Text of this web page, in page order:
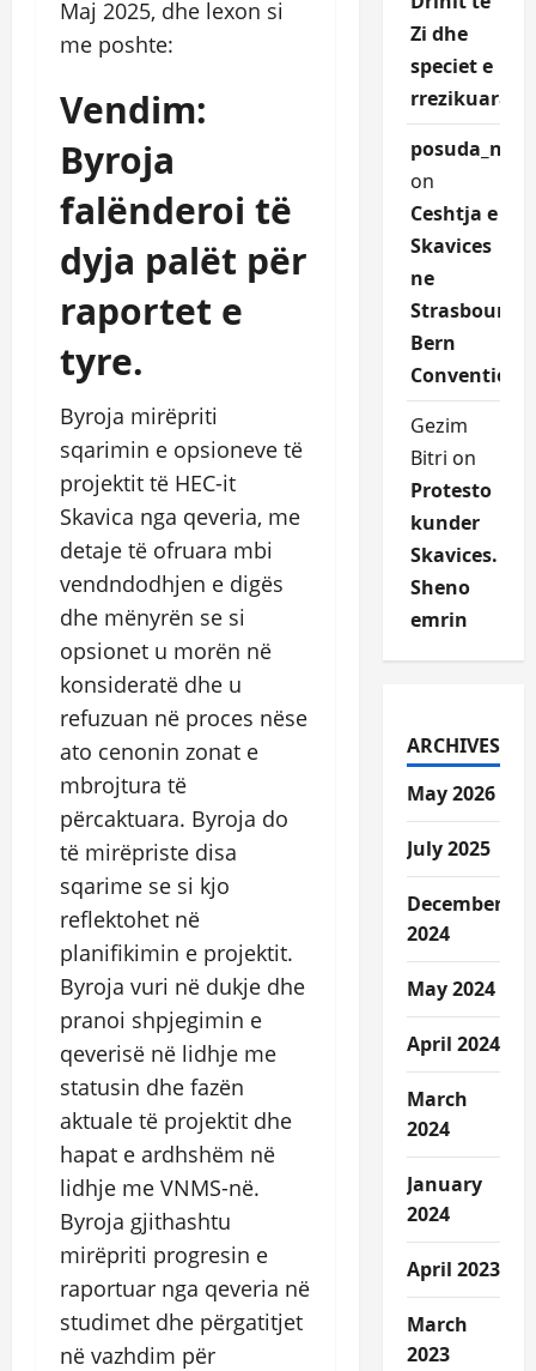
Maj 2025, dhe lexon si
me poshte:
Vendim:
Byroja
falënderoi të
dyja palët për
raportet e
tyre.
Byroja mirëpriti
sqarimin e opsioneve të
projektit të HEC-it
Skavica nga qeveria, me
detaje të ofruara mbi
vendndodhjen e digës
dhe mënyrën se si
opsionet u morën në
konsideratë dhe u
refuzuan në proces nëse
ato cenonin zonat e
mbrojtura të
përcaktuara. Byroja do
të mirëpriste disa
sqarime se si kjo
reflektohet në
planifikimin e projektit.
Byroja vuri në dukje dhe
pranoi shpjegimin e
qeverisë në lidhje me
statusin dhe fazën
aktuale të projektit dhe
hapat e ardhshëm në
lidhje me VNMS-në.
Byroja gjithashtu
mirëpriti progresin e
raportuar nga qeveria në
studimet dhe përgatitjet
në vazhdim për
Zi dhe
speciet e
rrezikuara.
posuda_nqEr
on
Ceshtja e
Skavices
ne
Strasbourg
Bern
Convention
Gezim
Bitri on
Protesto
kunder
Skavices.
Sheno
emrin
ARCHIVES
May 2026
July 2025
December
2024
May 2024
April 2024
March
2024
January
2024
April 2023
March
2023